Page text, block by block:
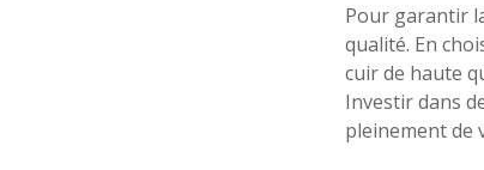
Pour garantir
qualité. En
cuir de haute
Investir dans
pleinement de